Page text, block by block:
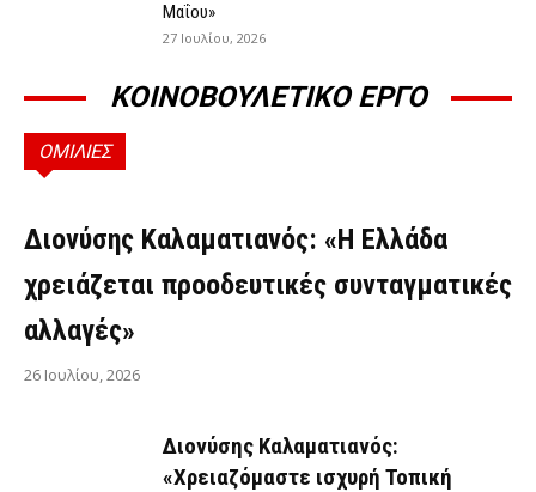
Μαΐου»
27 Ιουλίου, 2026
ΚΟΙΝΟΒΟΥΛΕΤΙΚΟ ΕΡΓΟ
ΟΜΙΛΙΕΣ
ΟΜΙΛΊΕΣ
Διονύσης Καλαματιανός: «Η Ελλάδα
χρειάζεται προοδευτικές συνταγματικές
αλλαγές»
26 Ιουλίου, 2026
Διονύσης Καλαματιανός:
«Χρειαζόμαστε ισχυρή Τοπική